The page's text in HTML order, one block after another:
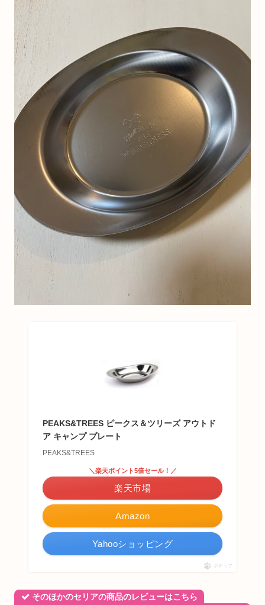
PEAKS&TREES ピークス＆ツリーズ アウトド
ア キャンプ プレート
PEAKS&TREES
Amazon
＼楽天ポイント5倍セール！／
楽天市場
Yahooショッピング
ポチップ
そのほかのセリアの商品のレビューはこちら